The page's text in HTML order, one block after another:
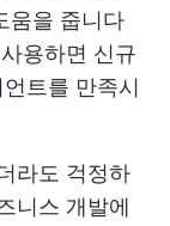
움을 줍니다
용하면 신규
트를 만족시
라도 걱정하
니스 개발에